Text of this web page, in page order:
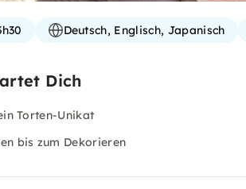
Deutsch, Englisch, Japanisch
Dich
Torten-Unikat
bis zum Dekorieren